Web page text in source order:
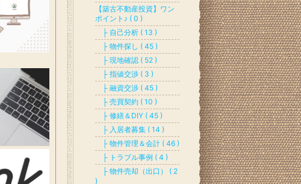
【築古不動産投資】ワン
ポイント♪ ( 0 )
├ 自己分析 ( 13 )
├ 物件探し ( 45 )
├ 現地確認 ( 52 )
├ 指値交渉 ( 3 )
├ 融資交渉 ( 45 )
├ 売買契約 ( 10 )
├ 修繕＆DIY ( 45 )
├ 入居者募集 ( 14 )
├ 物件管理＆会計 ( 46 )
├ トラブル事例 ( 4 )
├ 物件売却（出口） ( 2
)